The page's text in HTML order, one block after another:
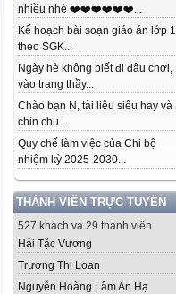
nhiều nhé ❤️❤️❤️❤️❤️❤️...
Kế hoạch bài soạn giáo án lớp 1
theo SGK...
Ngày hè không biết đi đâu chơi,
vào trang thầy...
Chào bạn N, tài liệu siêu hay và
chỉn chu...
Quy chế làm việc của Chi bộ
nhiệm kỳ 2025-2030...
THÀNH VIÊN TRỰC TUYẾN
527 khách và 29 thành viên
Hải Tặc Vương
Trương Thị Loan
Nguyễn Hoàng Lâm An Hạ